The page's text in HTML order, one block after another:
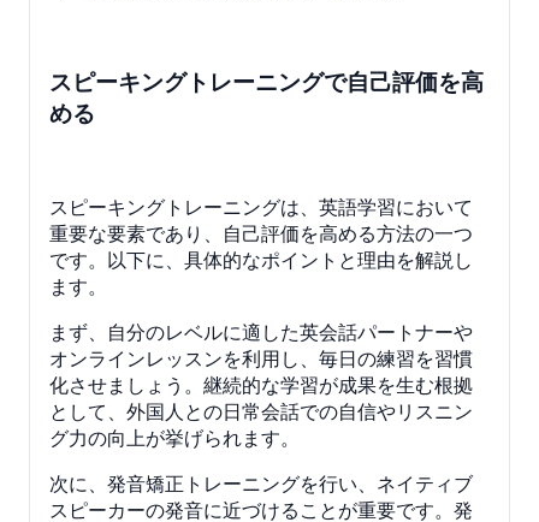
スピーキングトレーニングで自己評価を高
める
スピーキングトレーニングは、英語学習において
重要な要素であり、自己評価を高める方法の一つ
です。以下に、具体的なポイントと理由を解説し
ます。
まず、自分のレベルに適した英会話パートナーや
オンラインレッスンを利用し、毎日の練習を習慣
化させましょう。継続的な学習が成果を生む根拠
として、外国人との日常会話での自信やリスニン
グ力の向上が挙げられます。
次に、発音矯正トレーニングを行い、ネイティブ
スピーカーの発音に近づけることが重要です。発